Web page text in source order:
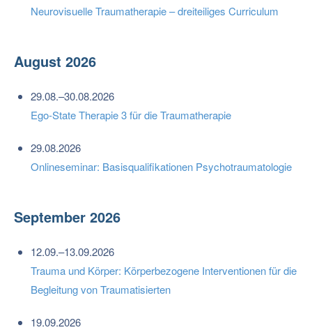
Neurovisuelle Traumatherapie – dreiteiliges Curriculum
August 2026
29.08.–30.08.2026
Ego-State Therapie 3 für die Traumatherapie
29.08.2026
Onlineseminar: Basisqualifikationen Psychotraumatologie
September 2026
12.09.–13.09.2026
Trauma und Körper: Körperbezogene Interventionen für die
Begleitung von Traumatisierten
19.09.2026